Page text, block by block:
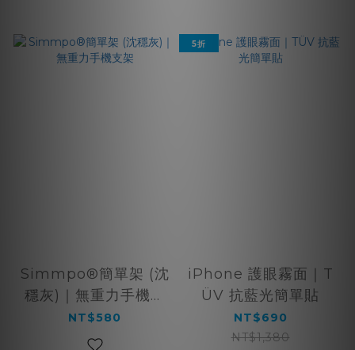
Simmpo®簡單架 (沈
穩灰)｜無重力手機支
架
NT$580
5折
iPhone 護眼霧面｜T
ÜV 抗藍光簡單貼
NT$690
NT$1,380